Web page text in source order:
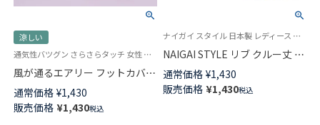
涼しい
通気性バツグン さらさらタッチ 女性 婦人 靴下 カバーソックス 日本製
風が通るエアリー フットカバー
レディース NAIGAI COMFORT
03022420
通常価格 ¥1,430
販売価格 ¥1,430税込
ナイガイ スタイル 日本製 レディース ソックス 靴下
NAIGAI STYLE リブ クルー丈 レ
ディース ソックス 03098224
通常価格 ¥1,430
販売価格 ¥1,430税込